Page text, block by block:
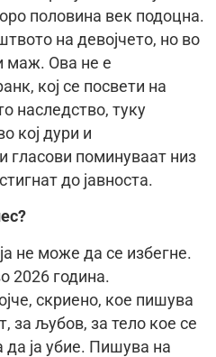
половина век подоцна.
на девојчето, но во
маж. Ова не е
кој се посвети на
наследство, туку
кој дури и
гласови поминуваат низ
до јавноста.
не може да се избегне.
2026 година.
скриено, кое пишува
за љубов, за тело кое се
да ја убие. Пишува на